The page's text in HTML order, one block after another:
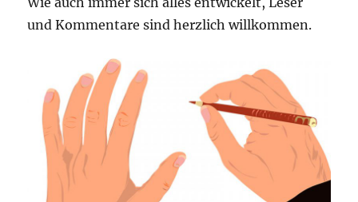
und Kommentare sind herzlich willkommen.